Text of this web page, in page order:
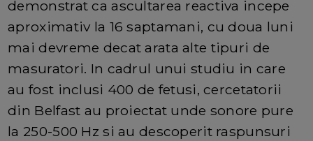
demonstrat ca ascultarea reactiva incepe
aproximativ la 16 saptamani, cu doua luni
mai devreme decat arata alte tipuri de
masuratori. In cadrul unui studiu in care
au fost inclusi 400 de fetusi, cercetatorii
din Belfast au proiectat unde sonore pure
la 250-500 Hz si au descoperit raspunsuri